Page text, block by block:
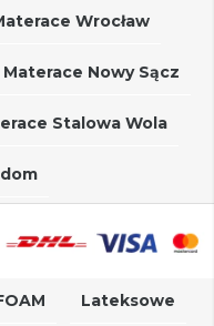
Wrocław
Materace Nowy Sącz
Stalowa Wola
Lateksowe